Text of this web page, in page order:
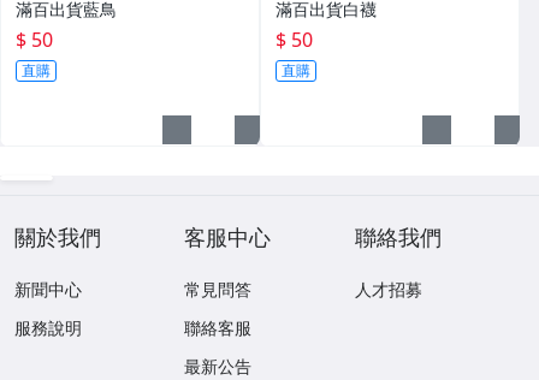
滿百出貨藍鳥
$ 50
直購
滿百出貨白襪
$ 50
直購
關於我們
新聞中心
服務說明
客服中心
常見問答
聯絡客服
最新公告
聯絡我們
人才招募